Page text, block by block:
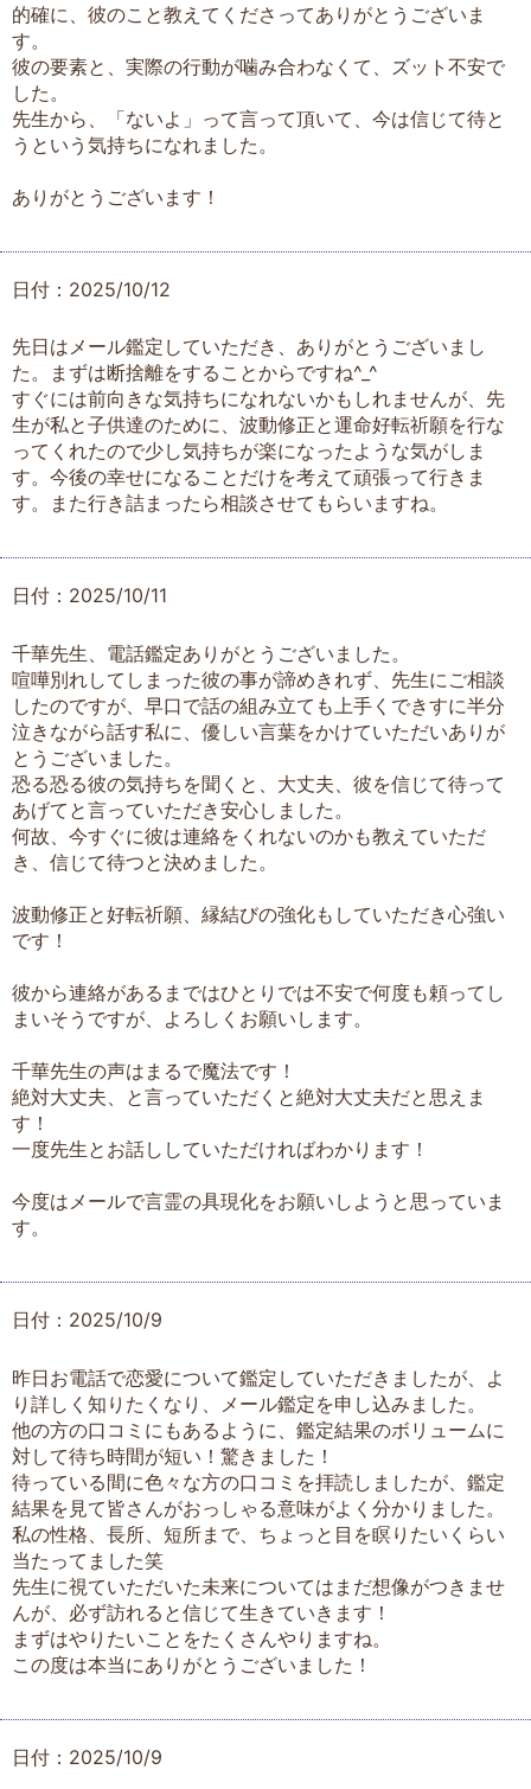
的確に、彼のこと教えてくださってありがとうございま
す。
彼の要素と、実際の行動が噛み合わなくて、ズット不安で
した。
先生から、「ないよ」って言って頂いて、今は信じて待と
うという気持ちになれました。
ありがとうございます！
日付：2025/10/12
先日はメール鑑定していただき、ありがとうございまし
た。まずは断捨離をすることからですね^_^
すぐには前向きな気持ちになれないかもしれませんが、先
生が私と子供達のために、波動修正と運命好転祈願を行な
ってくれたので少し気持ちが楽になったような気がしま
す。今後の幸せになることだけを考えて頑張って行きま
す。また行き詰まったら相談させてもらいますね。
日付：2025/10/11
千華先生、電話鑑定ありがとうございました。
喧嘩別れしてしまった彼の事が諦めきれず、先生にご相談
したのですが、早口で話の組み立ても上手くできすに半分
泣きながら話す私に、優しい言葉をかけていただいありが
とうございました。
恐る恐る彼の気持ちを聞くと、大丈夫、彼を信じて待って
あげてと言っていただき安心しました。
何故、今すぐに彼は連絡をくれないのかも教えていただ
き、信じて待つと決めました。
波動修正と好転祈願、縁結びの強化もしていただき心強い
です！
彼から連絡があるまではひとりでは不安で何度も頼ってし
まいそうですが、よろしくお願いします。
千華先生の声はまるで魔法です！
絶対大丈夫、と言っていただくと絶対大丈夫だと思えま
す！
一度先生とお話ししていただければわかります！
今度はメールで言霊の具現化をお願いしようと思っていま
す。
日付：2025/10/9
昨日お電話で恋愛について鑑定していただきましたが、よ
り詳しく知りたくなり、メール鑑定を申し込みました。
他の方の口コミにもあるように、鑑定結果のボリュームに
対して待ち時間が短い！驚きました！
待っている間に色々な方の口コミを拝読しましたが、鑑定
結果を見て皆さんがおっしゃる意味がよく分かりました。
私の性格、長所、短所まで、ちょっと目を瞑りたいくらい
当たってました笑
先生に視ていただいた未来についてはまだ想像がつきませ
んが、必ず訪れると信じて生きていきます！
まずはやりたいことをたくさんやりますね。
この度は本当にありがとうございました！
日付：2025/10/9